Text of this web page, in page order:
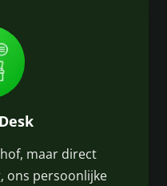
maar direct
ons persoonlijke